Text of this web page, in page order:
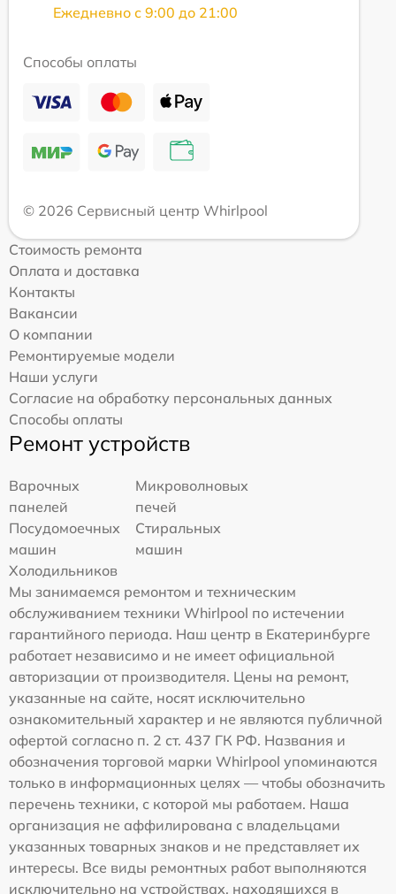
Ежедневно с 9:00 до 21:00
Способы оплаты
© 2026 Сервисный центр Whirlpool
Стоимость ремонта
Оплата и доставка
Контакты
Вакансии
О компании
Ремонтируемые модели
Наши услуги
Согласие на обработку персональных данных
Способы оплаты
Ремонт устройств
Варочных
панелей
Микроволновых
печей
Посудомоечных
машин
Стиральных
машин
Холодильников
Мы занимаемся ремонтом и техническим
обслуживанием техники Whirlpool по истечении
гарантийного периода. Наш центр в Екатеринбурге
работает независимо и не имеет официальной
авторизации от производителя. Цены на ремонт,
указанные на сайте, носят исключительно
ознакомительный характер и не являются публичной
офертой согласно п. 2 ст. 437 ГК РФ. Названия и
обозначения торговой марки Whirlpool упоминаются
только в информационных целях — чтобы обозначить
перечень техники, с которой мы работаем. Наша
организация не аффилирована с владельцами
указанных товарных знаков и не представляет их
интересы. Все виды ремонтных работ выполняются
исключительно на устройствах, находящихся в